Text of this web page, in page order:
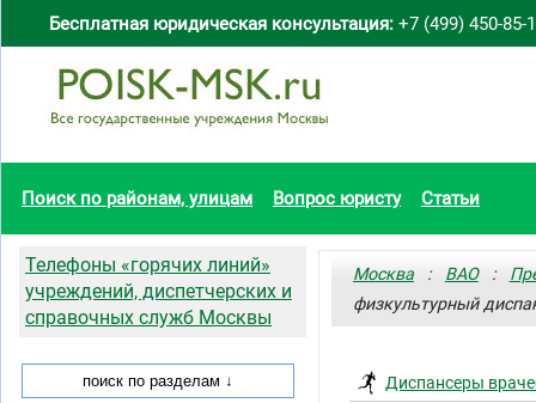
Бесплатная юридическая консультация: +7 (499) 450-85-
Поиск по районам, улицам Вопрос юристу Статьи
Москва : ВАО:
физкультурный
Диспансеры
Телефоны «горячих линий»
учреждений, диспетчерских и
справочных служб Москвы